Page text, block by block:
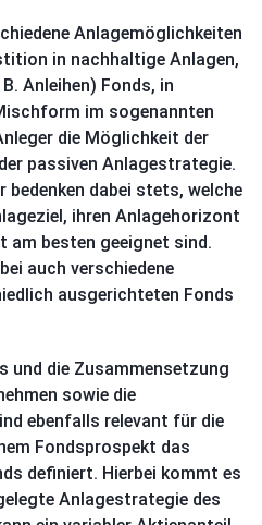
Anlagemöglichkeiten
in nachhaltige Anlagen,
Anleihen) Fonds, in
im sogenannten
die Möglichkeit der
passiven Anlagestrategie.
dabei stets, welche
ihren Anlagehorizont
am besten geeignet sind.
auch verschiedene
ausgerichteten Fonds
und die Zusammensetzung
sowie die
ebenfalls relevant für die
Fondsprospekt das
definiert. Hierbei kommt es
Anlagestrategie des